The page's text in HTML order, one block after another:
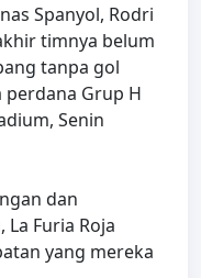
Spanyol, Rodri
timnya belum
tanpa gol
perdana Grup H
Senin
dan
Furia Roja
yang mereka